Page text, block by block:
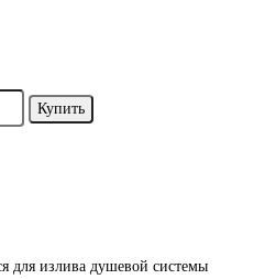
Купить
для излива душевой системы